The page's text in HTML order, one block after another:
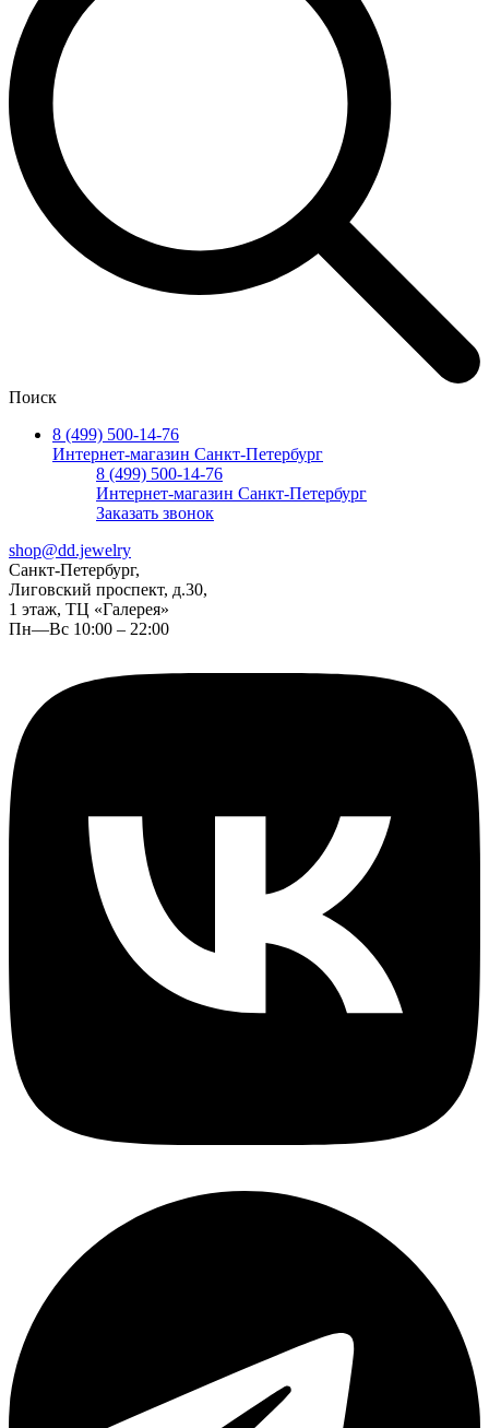
Поиск
8 (499) 500-14-76
Интернет-магазин Санкт-Петербург
8 (499) 500-14-76
Интернет-магазин Санкт-Петербург
Заказать звонок
shop@dd.jewelry
Санкт-Петербург,
Лиговский проспект, д.30,
1 этаж, ТЦ «Галерея»
Пн—Вс 10:00 – 22:00